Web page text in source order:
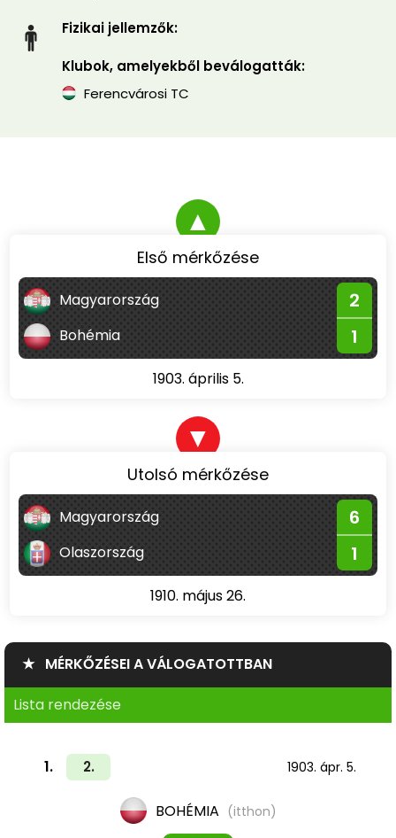
Fizikai jellemzők:
Klubok, amelyekből beválogatták:
Ferencvárosi TC
▲
Első mérkőzése
Magyarország 2
Bohémia 1
1903. április 5.
▼
Utolsó mérkőzése
Magyarország 6
Olaszország 1
1910. május 26.
★ MÉRKŐZÉSEI A VÁLOGATOTTBAN
Lista rendezése
1. 2. 1903. ápr. 5.
BOHÉMIA (itthon)